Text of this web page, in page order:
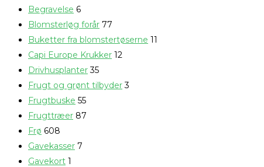
Begravelse 6
Blomsterløg forår 77
Buketter fra blomstertøserne 11
Capi Europe Krukker 12
Drivhusplanter 35
Frugt og grønt tilbyder 3
Frugtbuske 55
Frugttræer 87
Frø 608
Gavekasser 7
Gavekort 1